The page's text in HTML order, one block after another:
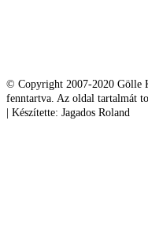
© Copyright 2007-2020 Gölle
fenntartva. Az oldal tartalmát
| Készítette: Jagados Roland